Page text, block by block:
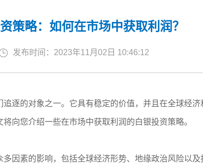
策略：如何在市场中获取利润？
发布时间：2023年11月02日 10:46:12
逐的对象之一。它具有稳定的价值，并且在全球经
向您介绍一些在市场中获取利润的白银投资策略。
因素的影响，包括全球经济形势、地缘政治风险以